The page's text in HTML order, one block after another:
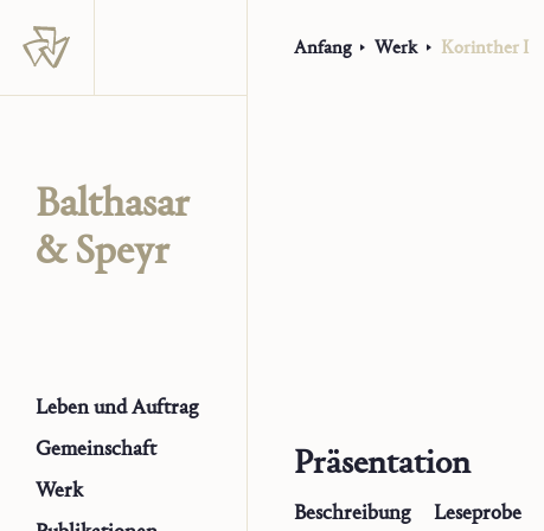
Balthasar
& Speyr
Leben und Auftrag
Gemeinschaft
Werk
Anfang Werk Korinther I
Präsentation
Beschreibung Leseprobe